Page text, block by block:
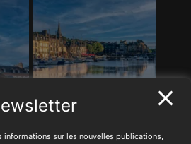
informations sur les nouvelles publications,